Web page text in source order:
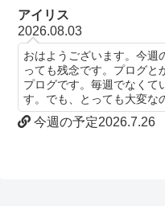
アイリス
2026.08.03
おはようございます。今週
っても残念です。プログと
プログです。毎週でなくて
す。でも、とっても大変な
今週の予定2026.7.26